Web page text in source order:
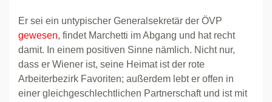
Er sei ein untypischer Generalsekretär der ÖVP
gewesen, findet Marchetti im Abgang und hat recht
damit. In einem positiven Sinne nämlich. Nicht nur,
dass er Wiener ist, seine Heimat ist der rote
Arbeiterbezirk Favoriten; außerdem lebt er offen in
einer gleichgeschlechtlichen Partnerschaft und ist mit